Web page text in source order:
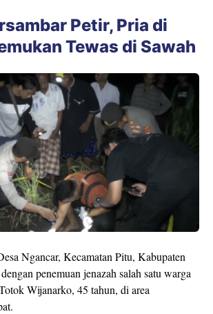
Petir, Pria di
Tewas di Sawah
Ngancar, Kecamatan Pitu, Kabupaten
penemuan jenazah salah satu warga
Wijanarko, 45 tahun, di area